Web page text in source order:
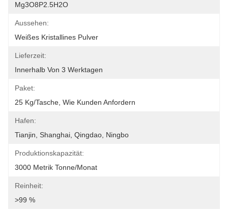
Mg3O8P2.5H2O
Aussehen:
Weißes Kristallines Pulver
Lieferzeit:
Innerhalb Von 3 Werktagen
Paket:
25 Kg/Tasche, Wie Kunden Anfordern
Hafen:
Tianjin, Shanghai, Qingdao, Ningbo
Produktionskapazität:
3000 Metrik Tonne/Monat
Reinheit:
>99 %